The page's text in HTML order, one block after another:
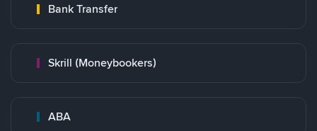
Bank Transfer
Skrill (Moneybookers)
ABA